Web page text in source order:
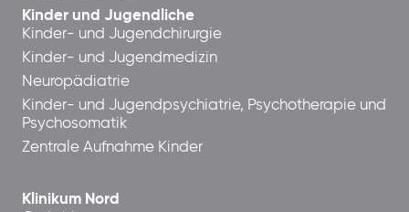
Kinder und Jugendliche
Kinder- und Jugendchirurgie
Kinder- und Jugendmedizin
Neuropädiatrie
Kinder- und Jugendpsychiatrie, Psychotherapie und
Psychosomatik
Zentrale Aufnahme Kinder
Klinikum Nord